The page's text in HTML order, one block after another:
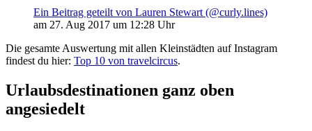
Ein Beitrag geteilt von Lauren Stewart (@curly.lines)
am 27. Aug 2017 um 12:28 Uhr
Die gesamte Auswertung mit allen Kleinstädten auf Instagram
findest du hier: Top 10 von travelcircus.
Urlaubsdestinationen ganz oben
angesiedelt